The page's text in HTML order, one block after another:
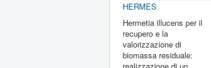
HERMES
Hermetia illucens per il
recupero e la
valorizzazione di
biomassa residuale: